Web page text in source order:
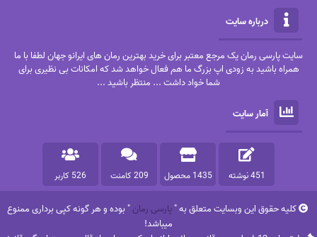
درباره سایت
سایت پارسی رمان یک مرجع معتبر برای خرید بهترین رمان های ایرانو جهان لطفا با ما
همراه باشید به زودی اپ بزرگ ما هم فعال خواهد شد که امکانات بی نظیری برای
شما خواد داشت ... منتظر باشید ...
آمار سایت
451 نوشته 1435 محصول 209 کامنت 526 کاربر
کلیه حقوق این وبسایت متعلق به "پارسی رمان" بوده و هر گونه کپی برداری ممنوع
میباشد!